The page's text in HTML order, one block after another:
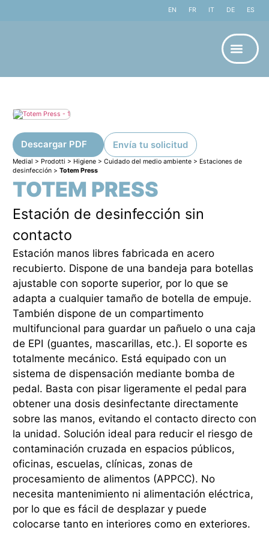
EN FR IT DE ES
Medial > Prodotti > Higiene> Cuidado del medio ambiente> Estaciones de
desinfección> Totem Press
TOTEM PRESS
Estación de desinfección sin
contacto
Estación manos libres fabricada en acero
recubierto. Dispone de una bandeja para botellas
ajustable con soporte superior, por lo que se
adapta a cualquier tamaño de botella de empuje.
También dispone de un compartimento
multifuncional para guardar un pañuelo o una caja
de EPI (guantes, mascarillas, etc.). El soporte es
totalmente mecánico. Está equipado con un
sistema de dispensación mediante bomba de
pedal. Basta con pisar ligeramente el pedal para
obtener una dosis desinfectante directamente
sobre las manos, evitando el contacto directo con
la unidad. Solución ideal para reducir el riesgo de
contaminación cruzada en espacios públicos,
oficinas, escuelas, clínicas, zonas de
procesamiento de alimentos (APPCC). No
necesita mantenimiento ni alimentación eléctrica,
por lo que es fácil de desplazar y puede
colocarse tanto en interiores como en exteriores.
Descargar PDF Envía tu solicitud